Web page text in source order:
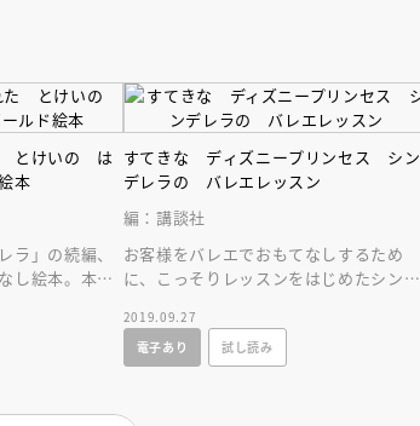
とけいの は
本
ラ」の続編、
し絵本。本編
すてきな ディズニープリンセス シン
デレラの バレエレッスン
編：講談社
お客様をバレエでおもてなしするため
に、こっそりレッスンをはじめたシンデ
2019.09.27
電子あり
試し読み